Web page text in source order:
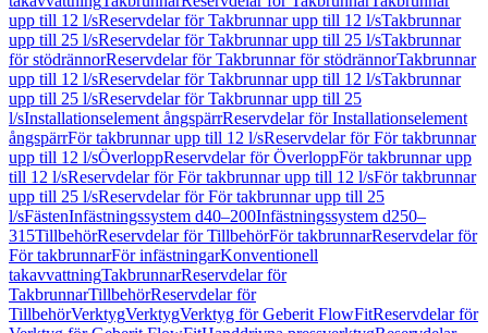
upp till 12 l/sReservdelar för Takbrunnar upp till 12 l/sTakbrunnar
upp till 25 l/sReservdelar för Takbrunnar upp till 25 l/sTakbrunnar
för stödrännorReservdelar för Takbrunnar för stödrännorTakbrunnar
upp till 12 l/sReservdelar för Takbrunnar upp till 12 l/sTakbrunnar
upp till 25 l/sReservdelar för Takbrunnar upp till 25
l/sInstallationselement ångspärrReservdelar för Installationselement
ångspärrFör takbrunnar upp till 12 l/sReservdelar för För takbrunnar
upp till 12 l/sÖverloppReservdelar för ÖverloppFör takbrunnar upp
till 12 l/sReservdelar för För takbrunnar upp till 12 l/sFör takbrunnar
upp till 25 l/sReservdelar för För takbrunnar upp till 25
l/sFästenInfästningssystem d40–200Infästningssystem d250–
315TillbehörReservdelar för TillbehörFör takbrunnarReservdelar för
För takbrunnarFör infästningarKonventionell
takavvattningTakbrunnarReservdelar för
TakbrunnarTillbehörReservdelar för
TillbehörVerktygVerktygVerktyg för Geberit FlowFitReservdelar för